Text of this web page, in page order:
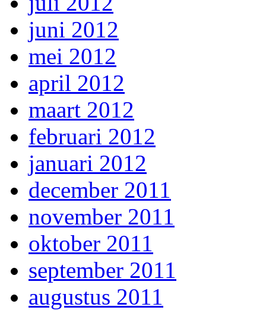
juni 2012
mei 2012
april 2012
maart 2012
februari 2012
januari 2012
december 2011
november 2011
oktober 2011
september 2011
augustus 2011